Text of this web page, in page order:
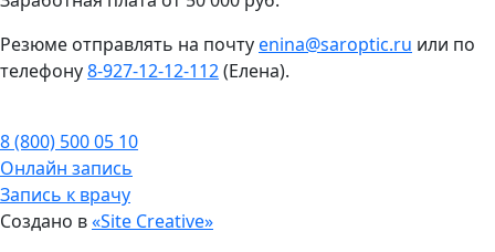
Резюме отправлять на почтуenina@saroptic.ru или по
телефону8-927-12-12-112(Елена).
8 (800) 500 05 10
Онлайн запись
Запись к врачу
Создано в«Site Creative»